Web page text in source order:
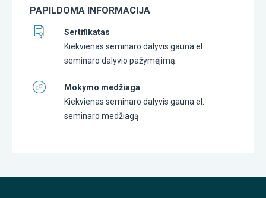
PAPILDOMA INFORMACIJA
Sertifikatas
Kiekvienas seminaro dalyvis gauna el.
seminaro dalyvio pažymėjimą.
Mokymo medžiaga
Kiekvienas seminaro dalyvis gauna el.
seminaro medžiagą.